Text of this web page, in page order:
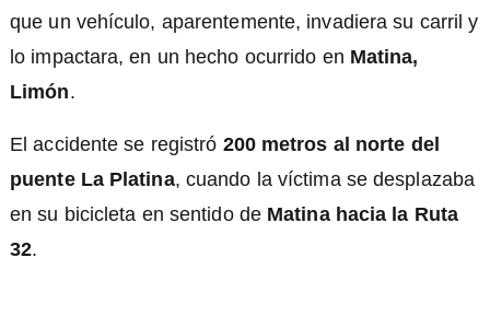
que un vehículo, aparentemente, invadiera su carril y
lo impactara, en un hecho ocurrido en Matina,
Limón.
El accidente se registró 200 metros al norte del
puente La Platina, cuando la víctima se desplazaba
en su bicicleta en sentido de Matina hacia la Ruta
32.